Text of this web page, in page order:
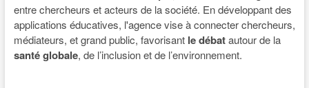
entre chercheurs et acteurs de la société. En développant des
applications éducatives, l'agence vise à connecter chercheurs,
médiateurs, et grand public, favorisant le débatautour de la
santé globale, de l’inclusion et de l’environnement.